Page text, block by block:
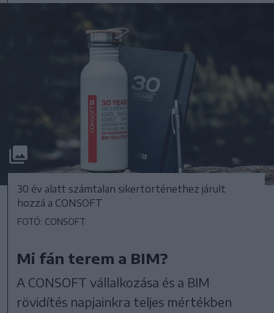
30 év alatt számtalan sikertörténethez járult
hozzá a CONSOFT
FOTÓ: CONSOFT
Mi fán terem a BIM?
A CONSOFT vállalkozása és a BIM
rövidítés napjainkra teljes mértékben